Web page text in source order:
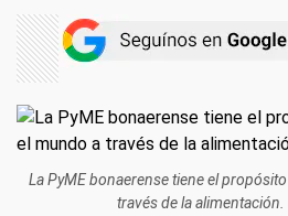
La PyME bonaerense tiene el
través de la